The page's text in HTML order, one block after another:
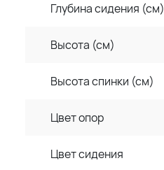
Глубина сидения (см)
Высота (см)
Высота спинки (см)
Цвет опор
Цвет сидения